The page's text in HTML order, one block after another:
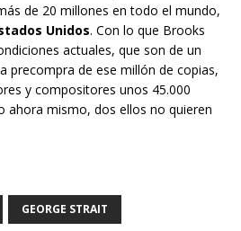
de 20 millones en todo el mundo,
Unidos. Con lo que Brooks
actuales, que son de un
precompra de ese millón de copias,
y compositores unos 45.000
ahora mismo, dos ellos no quieren
GEORGE STRAIT